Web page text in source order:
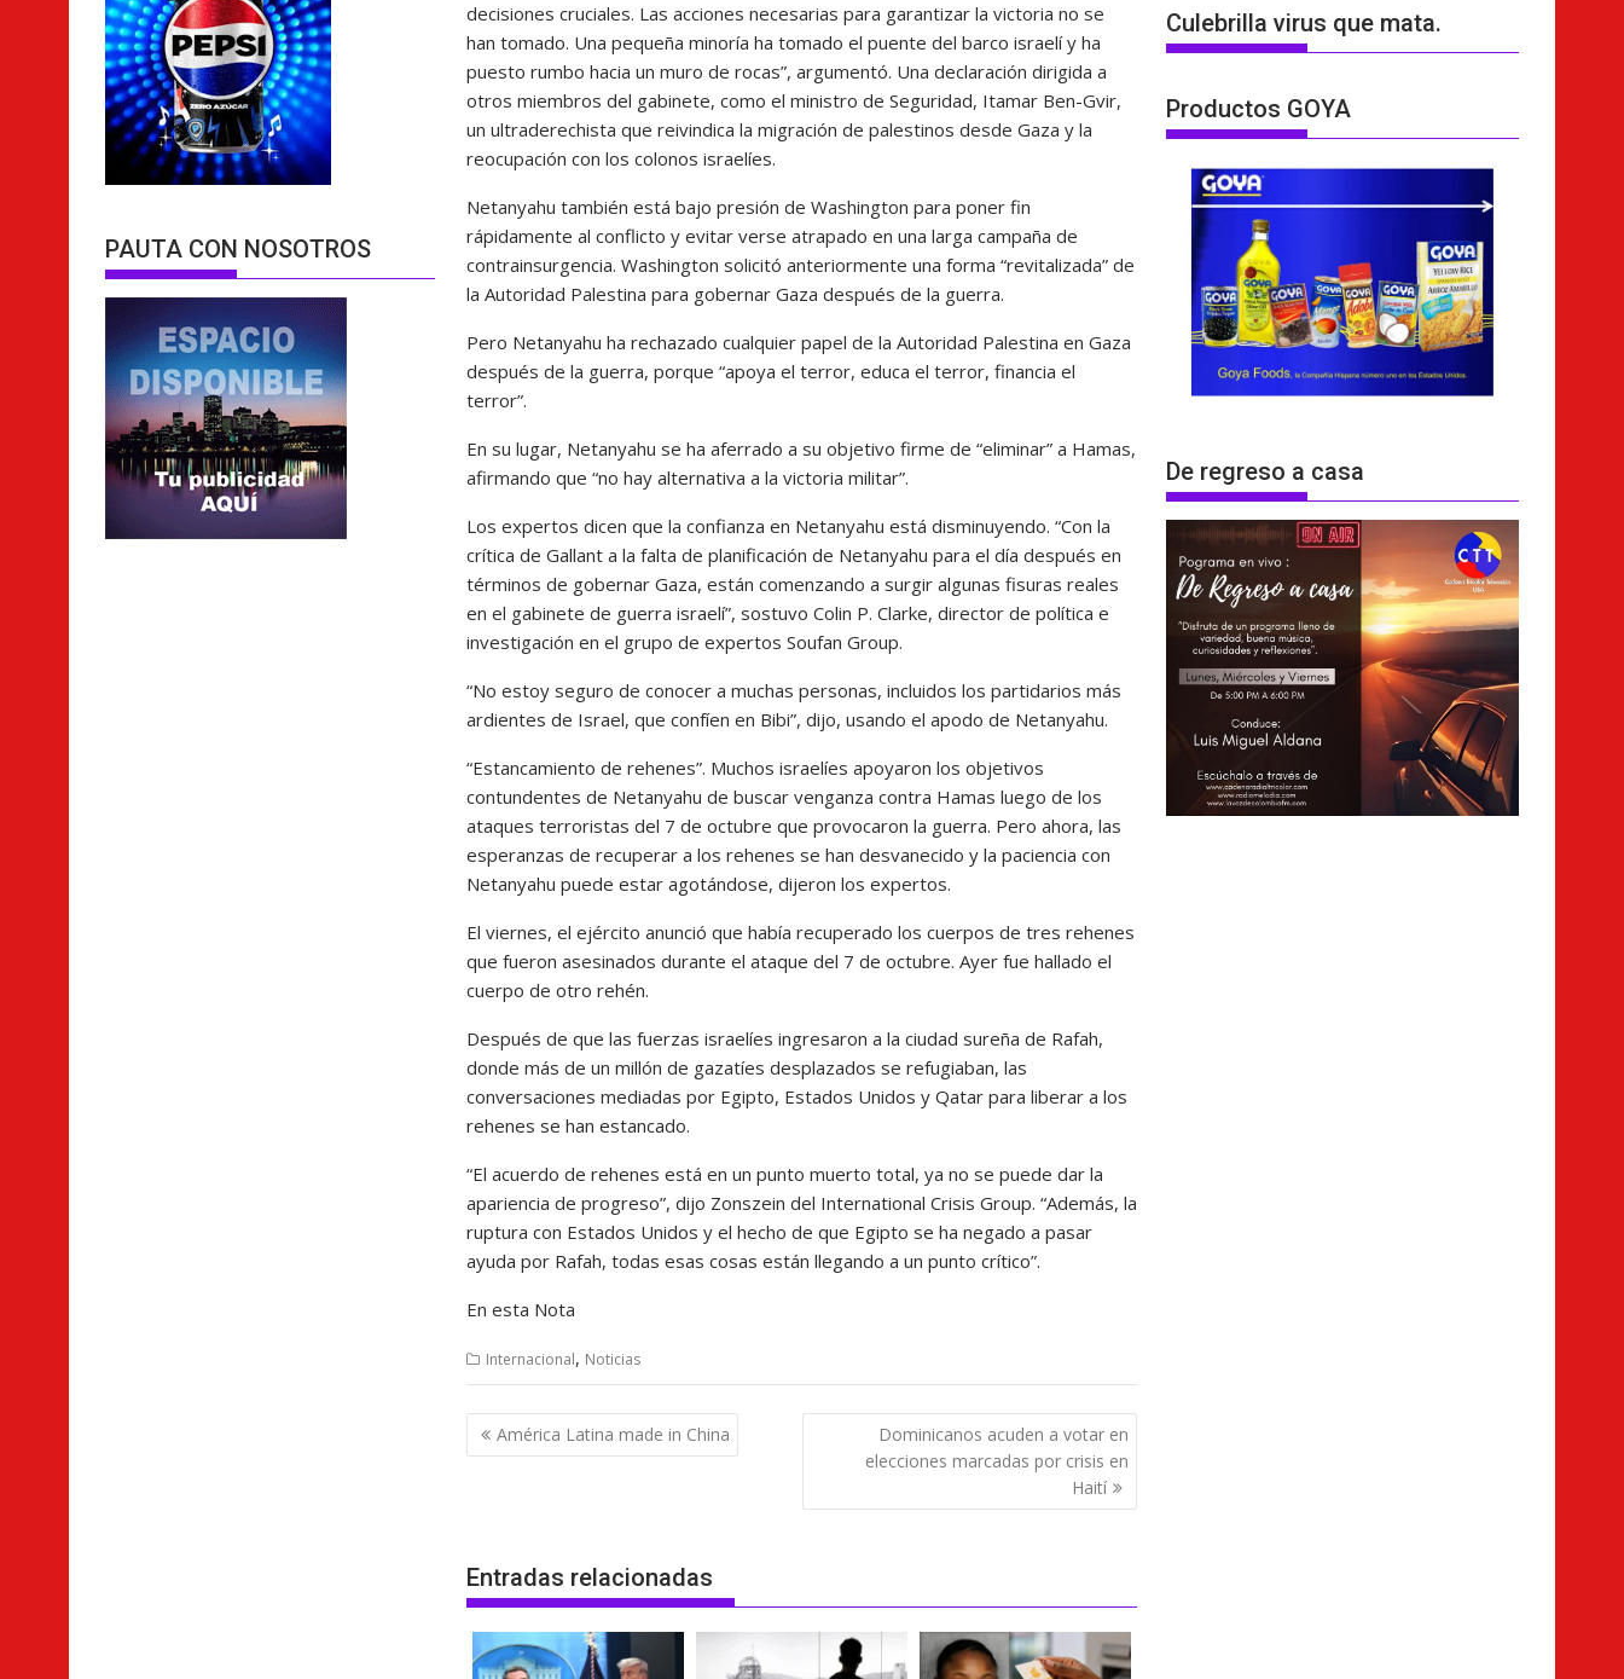
decisiones cruciales. Las acciones necesarias para garantizar la victoria no se
han tomado. Una pequeña minoría ha tomado el puente del barco israelí y ha
puesto rumbo hacia un muro de rocas”, argumentó. Una declaración dirigida a
otros miembros del gabinete, como el ministro de Seguridad, Itamar Ben-Gvir,
un ultraderechista que reivindica la migración de palestinos desde Gaza y la
reocupación con los colonos israelíes.
Netanyahu también está bajo presión de Washington para poner fin
rápidamente al conflicto y evitar verse atrapado en una larga campaña de
contrainsurgencia. Washington solicitó anteriormente una forma “revitalizada” de
la Autoridad Palestina para gobernar Gaza después de la guerra.
Pero Netanyahu ha rechazado cualquier papel de la Autoridad Palestina en Gaza
después de la guerra, porque “apoya el terror, educa el terror, financia el
terror”.
En su lugar, Netanyahu se ha aferrado a su objetivo firme de “eliminar” a Hamas,
afirmando que “no hay alternativa a la victoria militar”.
Los expertos dicen que la confianza en Netanyahu está disminuyendo. “Con la
crítica de Gallant a la falta de planificación de Netanyahu para el día después en
términos de gobernar Gaza, están comenzando a surgir algunas fisuras reales
en el gabinete de guerra israelí”, sostuvo Colin P. Clarke, director de política e
investigación en el grupo de expertos Soufan Group.
“No estoy seguro de conocer a muchas personas, incluidos los partidarios más
ardientes de Israel, que confíen en Bibi”, dijo, usando el apodo de Netanyahu.
“Estancamiento de rehenes”. Muchos israelíes apoyaron los objetivos
contundentes de Netanyahu de buscar venganza contra Hamas luego de los
ataques terroristas del 7 de octubre que provocaron la guerra. Pero ahora, las
esperanzas de recuperar a los rehenes se han desvanecido y la paciencia con
Netanyahu puede estar agotándose, dijeron los expertos.
El viernes, el ejército anunció que había recuperado los cuerpos de tres rehenes
que fueron asesinados durante el ataque del 7 de octubre. Ayer fue hallado el
cuerpo de otro rehén.
Después de que las fuerzas israelíes ingresaron a la ciudad sureña de Rafah,
donde más de un millón de gazatíes desplazados se refugiaban, las
conversaciones mediadas por Egipto, Estados Unidos y Qatar para liberar a los
rehenes se han estancado.
“El acuerdo de rehenes está en un punto muerto total, ya no se puede dar la
apariencia de progreso”, dijo Zonszein del International Crisis Group. “Además, la
ruptura con Estados Unidos y el hecho de que Egipto se ha negado a pasar
ayuda por Rafah, todas esas cosas están llegando a un punto crítico”.
En esta Nota
Internacional, Noticias
Navegación
de
América Latina made in China
Dominicanos acuden a votar en
elecciones marcadas por crisis en
Haití
Entradas relacionadas
PAUTA CON NOSOTROS
Culebrilla virus que mata.
Productos GOYA
De regreso a casa